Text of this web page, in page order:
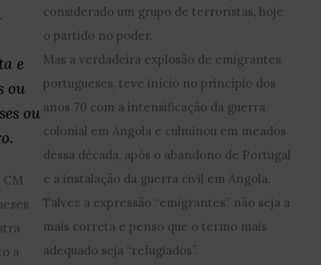
e
ou
ou
a
considerado um grupo de terroristas, hoje
o partido no poder.
Mas a verdadeira explosão de emigrantes
portugueses, teve início no princípio dos
anos 70 com a intensificação da guerra
colonial em Angola e culminou em meados
dessa década, após o abandono de Portugal
e a instalação da guerra civil em Angola.
Talvez a expressão “emigrantes” não seja a
mais correta e penso que o termo mais
adequado seja “refugiados”.